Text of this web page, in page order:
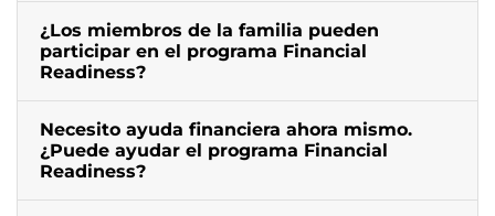
¿Los miembros de la familia pueden
participar en el programa Financial
Readiness?
Necesito ayuda financiera ahora mismo.
¿Puede ayudar el programa Financial
Readiness?